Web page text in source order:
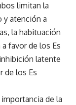
limitan la
y atención a
la habituación
favor de los Es
latente
de los Es
de la